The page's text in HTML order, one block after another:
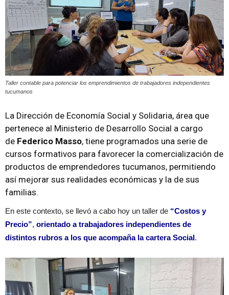
Taller contable para potenciar los emprendimientos de trabajadores independientes
tucumanos
La Dirección de Economía Social y Solidaria, área que
pertenece al Ministerio de Desarrollo Social a cargo
de Federico Masso, tiene programados una serie de
cursos formativos para favorecer la comercialización de
productos de emprendedores tucumanos, permitiendo
así mejorar sus realidades económicas y la de sus
familias.
En este contexto, se llevó a cabo hoy un taller de “Costos y
Precio”, orientado a trabajadores independientes de
distintos rubros a los que acompaña la cartera Social.